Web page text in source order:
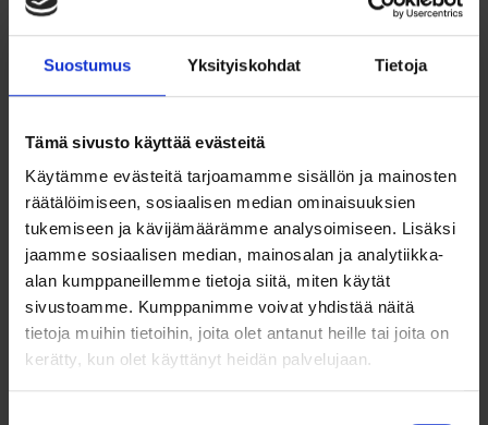
Suostumus Yksityiskohdat Tietoja
Tämä sivusto käyttää evästeitä
Käytämme evästeitä tarjoamamme sisällön ja mainosten
räätälöimiseen, sosiaalisen median ominaisuuksien
tukemiseen ja kävijämäärämme analysoimiseen. Lisäksi
jaamme sosiaalisen median, mainosalan ja analytiikka-
alan kumppaneillemme tietoja siitä, miten käytät
sivustoamme. Kumppanimme voivat yhdistää näitä
tietoja muihin tietoihin, joita olet antanut heille tai joita on
kerätty, kun olet käyttänyt heidän palvelujaan.
Timanttien
laatu
Kaunis titaanitimanttisormus, jossa kierteinen kuviointipinta .
Sormuksessa on viisi timanttia, yhteensä 0.10 ct, W / SI
Leveys: 5,5 mm.
Korkeus 2,0mm
Sormuksissa kappalehinta.
Sormuksen sisäpinta on hieman pyöristetty, joten se tuntuu
miellyttävältä sormessa.
Sormuksen koon valinta
Oikean koon valintaan kannattaa käyttää hieman aikaa ja
vaivaa. Sormen koko saattaa vaihdella päivän mittaan, sekä
lämpötilan vaikutuksesta. Oikean koon selvität kätevästi
tilaamalla sormusmitan, jota voit pitää sormessa jonkin